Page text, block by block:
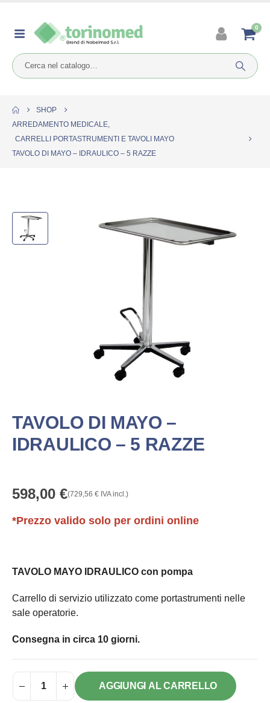
0
SHOP
ARREDAMENTO MEDICALE,
CARRELLI PORTASTRUMENTI E TAVOLI MAYO
TAVOLO DI MAYO – IDRAULICO – 5 RAZZE
TAVOLO DI MAYO –
IDRAULICO – 5 RAZZE
598,00 €(729,56 € IVA incl.)
*Prezzo valido solo per ordini online
TAVOLO MAYO IDRAULICO con pompa
Carrello di servizio utilizzato come portastrumenti nelle
sale operatorie.
Consegna in circa 10 giorni.
AGGIUNGI AL CARRELLO